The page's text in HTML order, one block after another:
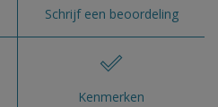
Schrijf een beoordeling
Kenmerken